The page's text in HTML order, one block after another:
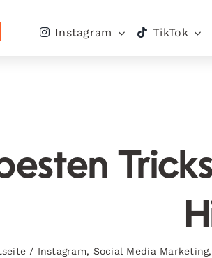
Instagram TikTok
/ Instagram, Social Media Marketing